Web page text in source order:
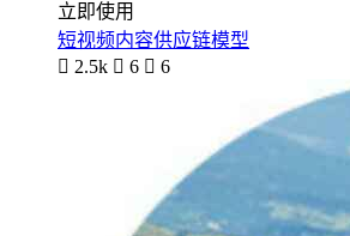
立即使用
短视频内容供应链模型
 2.5k  6  6